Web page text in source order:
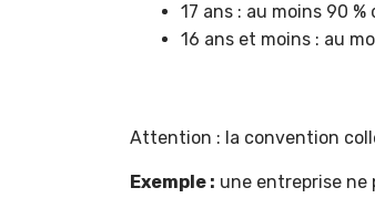
17 ans : au moins 90
16 ans et moins : au
Attention : la convention
Exemple : une entreprise ne